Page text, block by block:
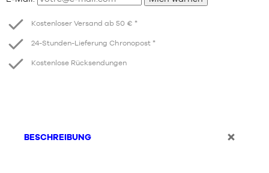
Kostenloser Versand ab 50 € *
24-Stunden-Lieferung Chronopost *
Kostenlose Rücksendungen
BESCHREIBUNG